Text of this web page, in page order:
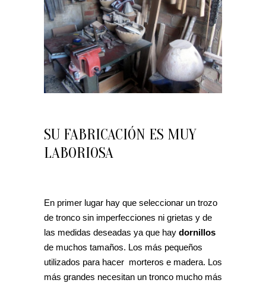
SU FABRICACIÓN ES MUY
LABORIOSA
En primer lugar hay que seleccionar un trozo
de tronco sin imperfecciones ni grietas y de
las medidas deseadas ya que hay dornillos
de muchos tamaños. Los más pequeños
utilizados para hacer morteros e madera. Los
más grandes necesitan un tronco mucho más